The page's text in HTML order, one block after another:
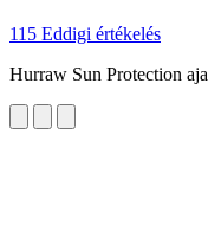
115 Eddigi értékelés
Hurraw Sun Protection